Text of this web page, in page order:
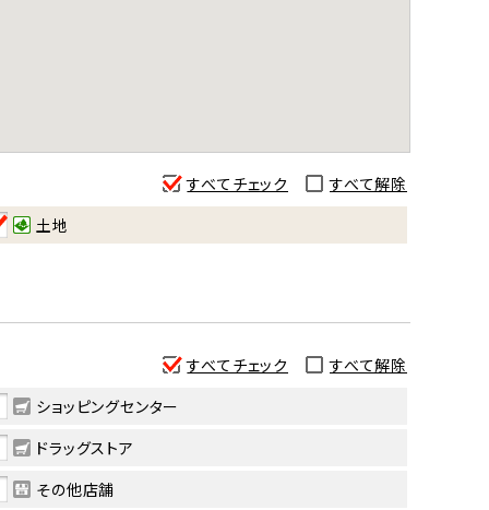
すべてチェック
すべて解除
土地
すべてチェック
すべて解除
ショッピングセンター
ドラッグストア
その他店舗